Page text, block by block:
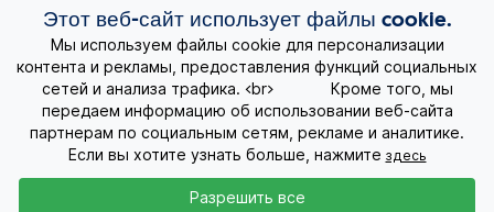
Экскурсионные путешествия
Экзотические путешествия
Лучшие предложения
Круизы
Этот веб-сайт использует файлы cookie.
Мы используем файлы cookie для персонализации
контента и рекламы, предоставления функций социальных
сетей и анализа трафика. <br> Кроме того, мы
передаем информацию об использовании веб-сайта
партнерам по социальным сетям, рекламе и аналитике.
Если вы хотите узнать больше, нажмите здесь
Разрешить все